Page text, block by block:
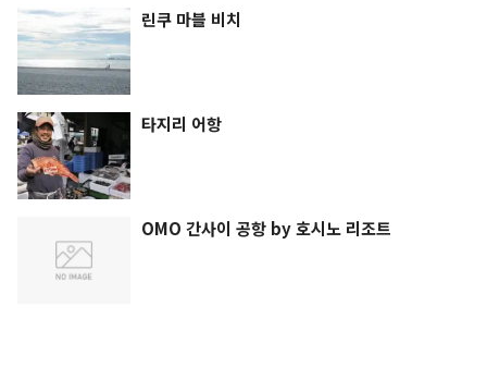
린쿠 마블 비치
타지리 어항
OMO 간사이 공항 by 호시노 리조트